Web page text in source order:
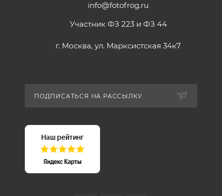
info@fotofrog.ru
Участник ФЗ 223 и ФЗ 44
г. Москва, ул. Марксистская 34к7
ПОДПИСАТЬСЯ НА РАССЫЛКУ